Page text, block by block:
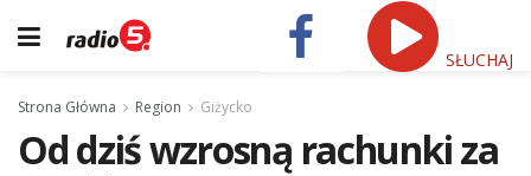
SŁUCHAJ
Strona Główna Region Giżycko
Od dziś wzrosną rachunki za